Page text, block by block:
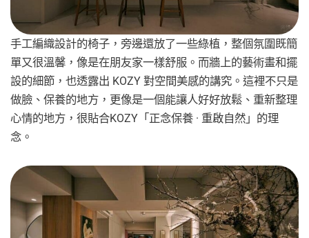
手工編織設計的椅子，旁邊還放了一些綠植，整個氛圍既簡
單又很溫馨，像是在朋友家一樣舒服。而牆上的藝術畫和擺
設的細節，也透露出 KOZY 對空間美感的講究。這裡不只是
做臉、保養的地方，更像是一個能讓人好好放鬆、重新整理
心情的地方，很貼合KOZY「正念保養 · 重啟自然」的理
念。